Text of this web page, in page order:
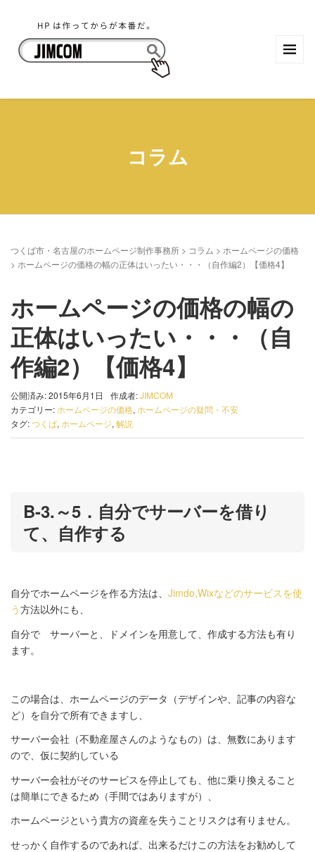
コラム
つくば市・名古屋のホームページ制作事務所 > コラム > ホームページの価格
> ホームページの価格の幅の正体はいったい・・・（自作編2）【価格4】
ホームページの価格の幅の
正体はいったい・・・（自
作編2）【価格4】
公開済み: 2015年6月1日 作成者:JIMCOM
カテゴリー: ホームページの価格, ホームページの疑問・不安
タグ:つくば, ホームページ, 解説
B-3.～5．自分でサーバーを借り
て、自作する
自分でホームページを作る方法は、 Jimdo,Wixなどのサービスを使
う方法以外にも、
自分で サーバーと、ドメインを用意して、作成する方法も有り
ます。
この場合は、ホームページのデータ（デザインや、記事の内容な
ど）を自分で所有できますし、
サーバー会社（不動産屋さんのようなもの）は、無数にあります
ので、仮に契約している
サーバー会社がそのサービスを停止しても、他に乗り換えること
は簡単にできるため（手間ではありますが）、
ホームページという貴方の資産を失うことリスクは有りません。
せっかく自作するのであれば、出来るだけこの方法をお勧めして